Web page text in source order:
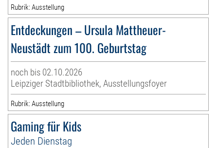
Rubrik: Ausstellung
Entdeckungen – Ursula Mattheuer-
Neustädt zum 100. Geburtstag
noch bis 02.10.2026
Leipziger Stadtbibliothek, Ausstellungsfoyer
Rubrik: Ausstellung
Gaming für Kids
Jeden Dienstag